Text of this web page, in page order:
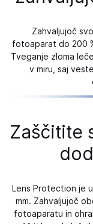
Zahvaljujoč
fotoaparat do 200
Tveganje zloma
v miru, saj
Zaščitite
Lens Protection je
mm. Zahvaljujoč
fotoaparatu in